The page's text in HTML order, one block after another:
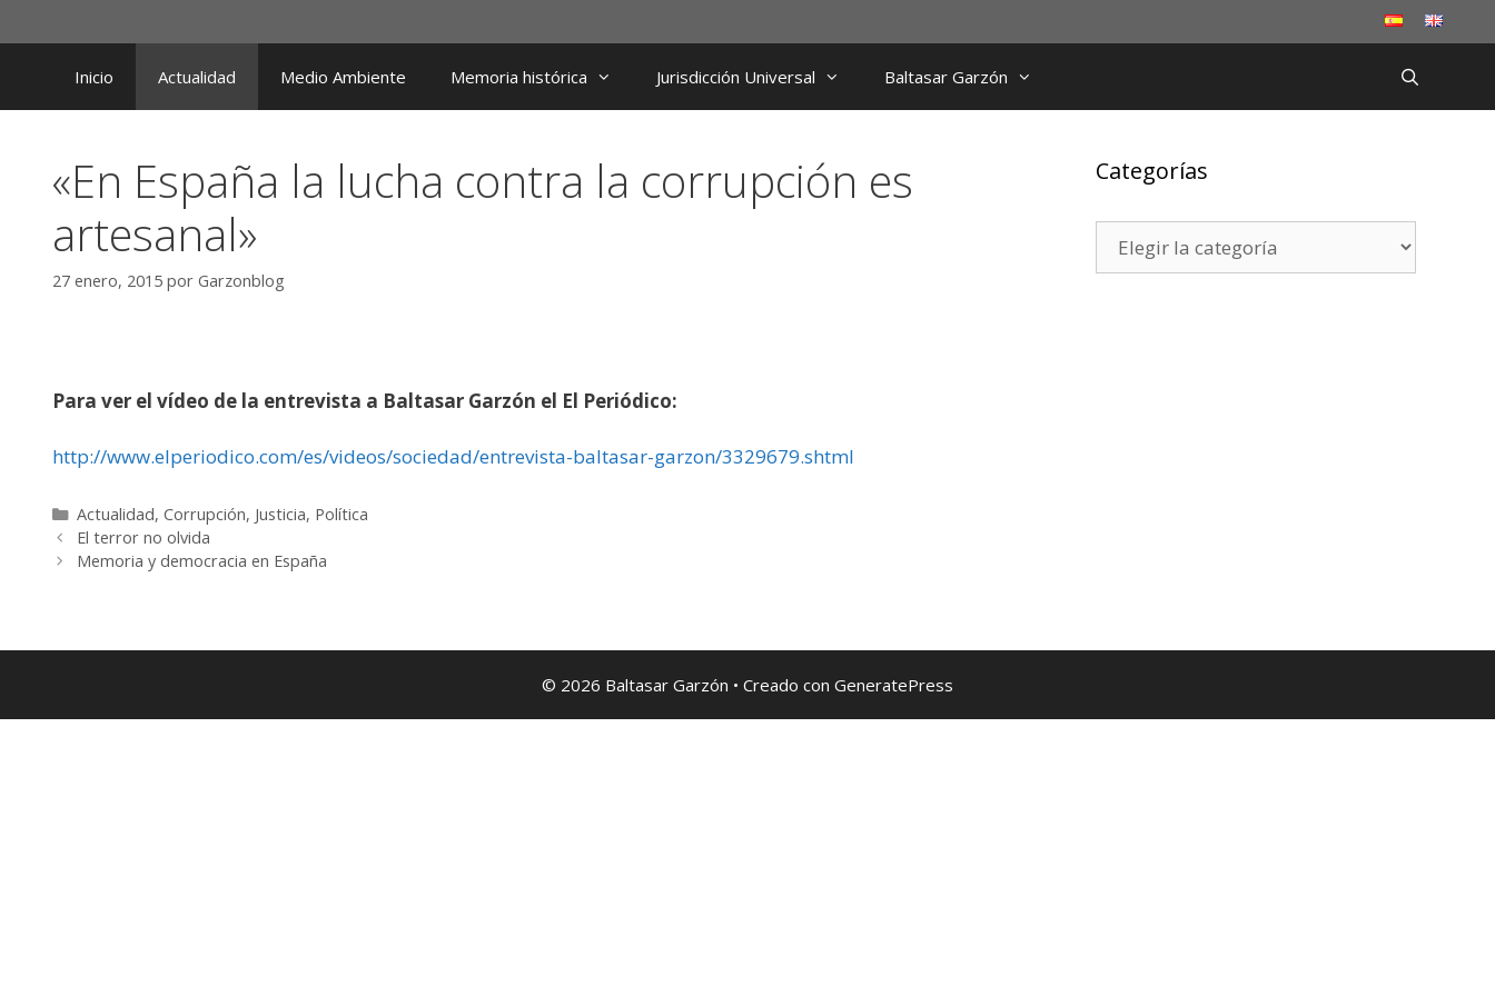
al
contenidoInicio Actualidad Medio Ambiente Memoria histórica Jurisdicción Universal Baltasar Garzón
«En España la lucha contra la corrupción es
artesanal»
27 enero, 2015 por Garzonblog
Para ver el vídeo de la entrevista a Baltasar Garzón el El Periódico:
http://www.elperiodico.com/es/videos/sociedad/entrevista-baltasar-garzon/3329679.shtml
Categorías
Actualidad, Corrupción, Justicia, Política
El terror no olvida
Memoria y democracia en España
Categorías
© 2026 Baltasar Garzón • Creado con GeneratePress